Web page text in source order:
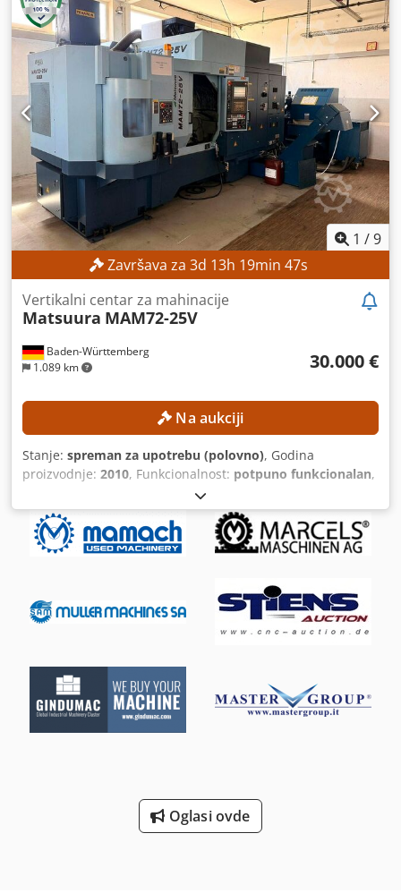
1 /9
Završava za 3d 13h 19min 45s
Baden-Württemberg
1.089 km
Vertikalni centar za mahinacije
Matsuura MAM72-25V
30.000 €
Na aukciji
Stanje: spreman za upotrebu (polovno), Godina
proizvodnje: 2010, Funkcionalnost: potpuno funkcionalan,
, udaljenost pomeranja ose X:
mm, Y osa hod:410 mm, radni hod Z-ose:450 mm, brzina
vretena (maks.):20.000 o/min
, broj mjesta u izmjenjivaču
alata:210
, TEHNIČKE KARAKTERISTIKE CNC upravljanje:
osi: 550 mm Hod po Y osi: 410 mm Hod po Z osi: 450 mm
Opseg zakretanja B ose: +110 do −110° Opseg okretanja C
ose: 360° Brzina pomera Brza brzina X, Y i Z ose: 50.000
Proširenje magazina alata: 210 mesta za alate Priprema za
proširenje na 240 mesta za alate Paletni sistem Broj paleta:
10 Veličina palete: Ø 130 mm Nosač palete: Capto C6
Veličina radnog komada: maks. Ø 250 × H 250 mm Težina
do 1.500 min⁻¹ Nosač vretena: HSK 63A Specijalne funkcije:
Brzo pokretanje pri pokretanju mašine, automatski ciklus
Oglasi ovde